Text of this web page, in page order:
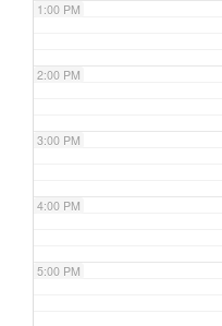
1:00 PM
2:00 PM
3:00 PM
4:00 PM
5:00 PM